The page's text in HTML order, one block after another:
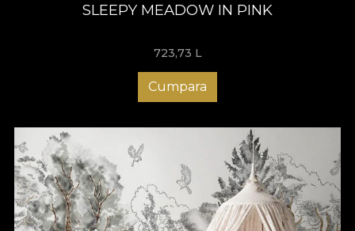
SLEEPY MEADOW IN PINK
723,73 L
Cumpara